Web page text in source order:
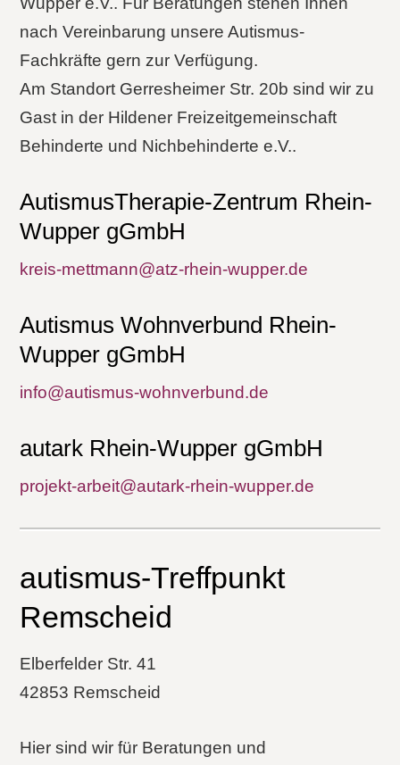
nach Vereinbarung unsere Autismus-
Fachkräfte gern zur Verfügung.
Am Standort Gerresheimer Str. 20b sind wir zu
Gast in der Hildener Freizeitgemeinschaft
Behinderte und Nichbehinderte e.V..
AutismusTherapie-Zentrum Rhein-
Wupper gGmbH
kreis-mettmann@atz-rhein-wupper.de
Autismus Wohnverbund Rhein-
Wupper gGmbH
info@autismus-wohnverbund.de
autark Rhein-Wupper gGmbH
projekt-arbeit@autark-rhein-wupper.de
autismus-Treffpunkt
Remscheid
Elberfelder Str. 41
42853 Remscheid
Hier sind wir für Beratungen und